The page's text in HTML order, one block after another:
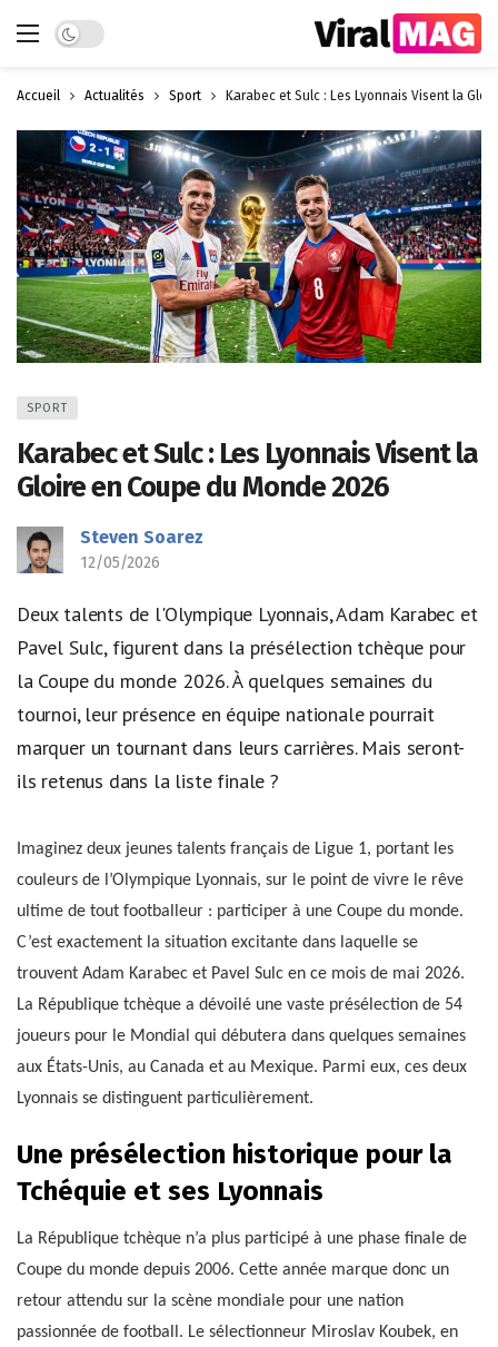
Dark mode
Accueil Actualités Sport Karabec et Sulc : Les Lyonnais Visent la
SPORT
Karabec et Sulc : Les Lyonnais Visent la
Gloire en Coupe du Monde 2026
Steven Soarez
12/05/2026
Deux talents de l'Olympique Lyonnais, Adam Karabec et
Pavel Sulc, figurent dans la présélection tchèque pour
la Coupe du monde 2026. À quelques semaines du
tournoi, leur présence en équipe nationale pourrait
marquer un tournant dans leurs carrières. Mais seront-
ils retenus dans la liste finale ?
Imaginez deux jeunes talents français de Ligue 1, portant les
couleurs de l’Olympique Lyonnais, sur le point de vivre le rêve
ultime de tout footballeur : participer à une Coupe du monde.
C’est exactement la situation excitante dans laquelle se
trouvent Adam Karabec et Pavel Sulc en ce mois de mai 2026.
La République tchèque a dévoilé une vaste présélection de 54
joueurs pour le Mondial qui débutera dans quelques semaines
aux États-Unis, au Canada et au Mexique. Parmi eux, ces deux
Lyonnais se distinguent particulièrement.
Une présélection historique pour la
Tchéquie et ses Lyonnais
La République tchèque n’a plus participé à une phase finale de
Coupe du monde depuis 2006. Cette année marque donc un
retour attendu sur la scène mondiale pour une nation
passionnée de football. Le sélectionneur Miroslav Koubek, en